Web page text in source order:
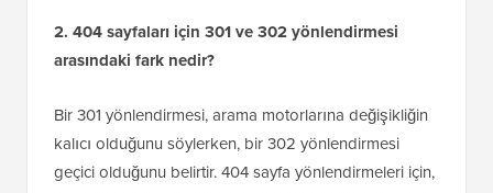
geçici bir çözüm veya düşük öncelikli bağlantılar için
kullanılmalıdır.
2. 404 sayfaları için 301 ve 302 yönlendirmesi
arasındaki fark nedir?